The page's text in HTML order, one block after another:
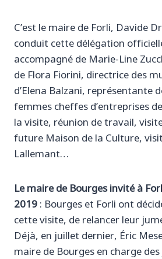
C’est le maire de Forli, Davide
conduit cette délégation
accompagné de Marie-Line
de Flora Fiorini, directrice des
d’Elena Balzani, représentante
femmes cheffes d’entreprises
la visite, réunion de travail,
future Maison de la Culture,
Lallemant…
Le maire de Bourges invité à
2019 : Bourges et Forli ont
cette visite, de relancer leur
Déjà, en juillet dernier, Éric
maire de Bourges en charge